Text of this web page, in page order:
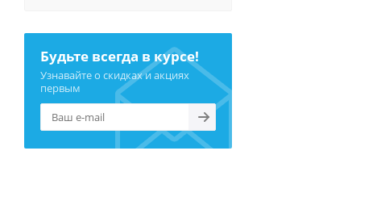
Будьте всегда в курсе!
Узнавайте о скидках и акциях
первым